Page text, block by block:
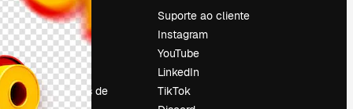
Preços
Sobre nós
Reviews
Emprego
Tendências de
Suporte ao cliente
Instagram
YouTube
LinkedIn
TikTok